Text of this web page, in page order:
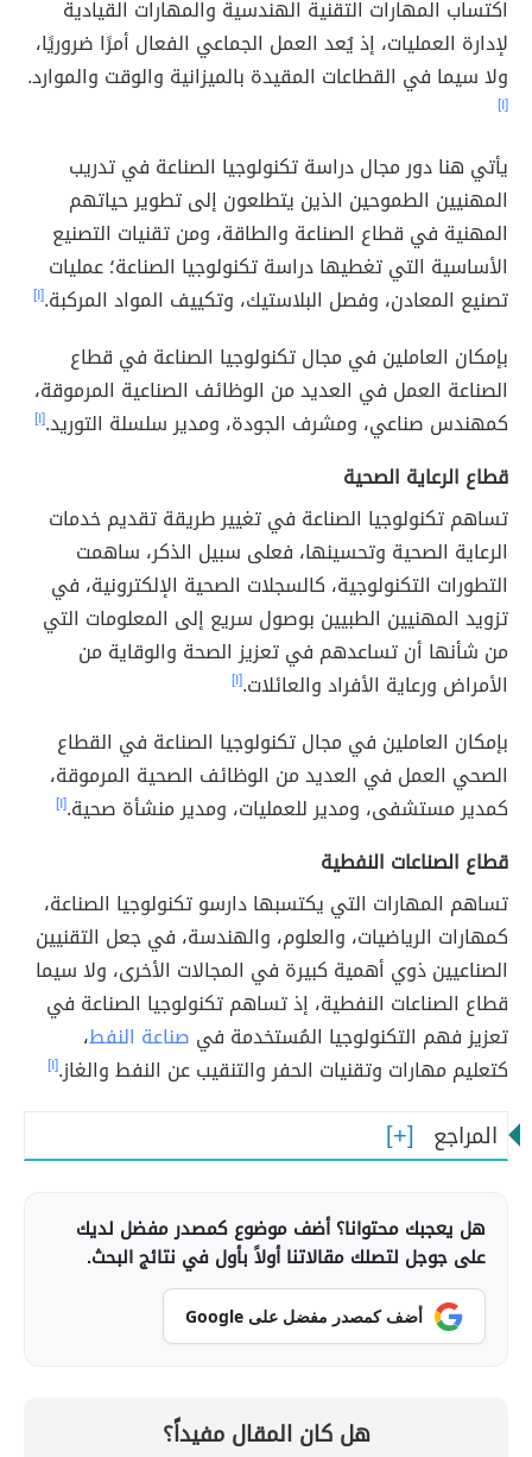
اكتساب المهارات التقنية الهندسية والمهارات القيادية
لإدارة العمليات، إذ يُعد العمل الجماعي الفعال أمرًا ضروريًا،
ولا سيما في القطاعات المقيدة بالميزانية والوقت والموارد.
[١]
يأتي هنا دور مجال دراسة تكنولوجيا الصناعة في تدريب
المهنيين الطموحين الذين يتطلعون إلى تطوير حياتهم
المهنية في قطاع الصناعة والطاقة، ومن تقنيات التصنيع
الأساسية التي تغطيها دراسة تكنولوجيا الصناعة؛ عمليات
تصنيع المعادن، وفصل البلاستيك، وتكييف المواد المركبة.[١]
بإمكان العاملين في مجال تكنولوجيا الصناعة في قطاع
الصناعة العمل في العديد من الوظائف الصناعية المرموقة،
كمهندس صناعي، ومشرف الجودة، ومدير سلسلة التوريد.[١]
قطاع الرعاية الصحية
تساهم تكنولوجيا الصناعة في تغيير طريقة تقديم خدمات
الرعاية الصحية وتحسينها، فعلى سبيل الذكر، ساهمت
التطورات التكنولوجية، كالسجلات الصحية الإلكترونية، في
تزويد المهنيين الطبيين بوصول سريع إلى المعلومات التي
من شأنها أن تساعدهم في تعزيز الصحة والوقاية من
الأمراض ورعاية الأفراد والعائلات.[١]
بإمكان العاملين في مجال تكنولوجيا الصناعة في القطاع
الصحي العمل في العديد من الوظائف الصحية المرموقة،
كمدير مستشفى، ومدير للعمليات، ومدير منشأة صحية.[١]
قطاع الصناعات النفطية
تساهم المهارات التي يكتسبها دارسو تكنولوجيا الصناعة،
كمهارات الرياضيات، والعلوم، والهندسة، في جعل التقنيين
الصناعيين ذوي أهمية كبيرة في المجالات الأخرى، ولا سيما
قطاع الصناعات النفطية، إذ تساهم تكنولوجيا الصناعة في
تعزيز فهم التكنولوجيا المُستخدمة في صناعة النفط،
كتعليم مهارات وتقنيات الحفر والتنقيب عن النفط والغاز.[١]
المراجع
هل يعجبك محتوانا؟ أضف موضوع كمصدر مفضل لديك
على جوجل لتصلك مقالاتنا أولاً بأول في نتائج البحث.
أضف كمصدر مفضل على Google
هل كان المقال مفيداً؟